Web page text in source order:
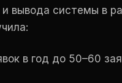
и вывода системы в
в год до 50–60